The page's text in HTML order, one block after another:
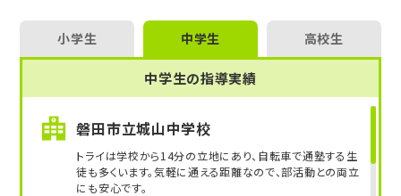
井高校、掛川西高校など
小学生 中学生 高校生
中学生の指導実績
磐田市立城山中学校
トライは学校から14分の立地にあり、自転車で通塾する生
徒も多くいます。気軽に通える距離なので、部活動との両立
にも安心です。